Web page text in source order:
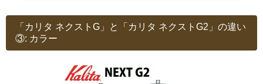
「カリタ ネクストG」と「カリタ ネクストG2」の違い
③: カラー